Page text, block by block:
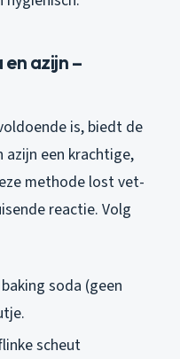
azijn –
is, biedt de
azijn een krachtige,
methode lost vet-
reactie. Volg
soda (geen
scheut